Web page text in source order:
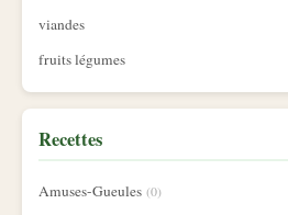
viandes
fruits légumes
Recettes
Amuses-Gueules (0)